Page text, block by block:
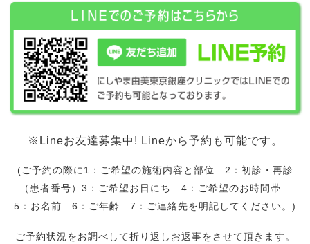
※Lineお友達募集中! Lineから予約も可能です。
(ご予約の際に1：ご希望の施術内容と部位 2：初診・再診
（患者番号）3：ご希望お日にち 4：ご希望のお時間帯
5：お名前 6：ご年齢 7：ご連絡先を明記してください。)
ご予約状況をお調べして折り返しお返事をさせて頂きます。